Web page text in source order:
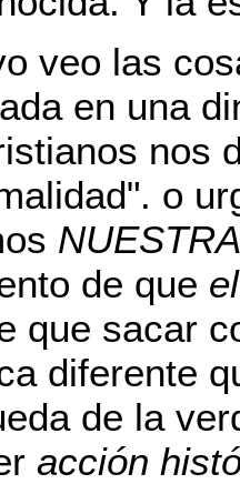
veo las
en una
nos
o
NUESTRA
de que
que sacar
diferente
de la
acción